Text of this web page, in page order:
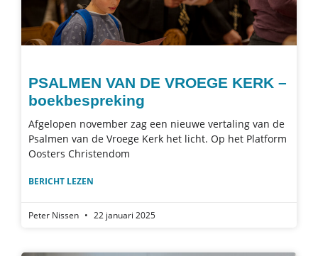
PSALMEN VAN DE VROEGE KERK –
boekbespreking
Afgelopen november zag een nieuwe vertaling van de
Psalmen van de Vroege Kerk het licht. Op het Platform
Oosters Christendom
BERICHT LEZEN
Peter Nissen 22 januari 2025